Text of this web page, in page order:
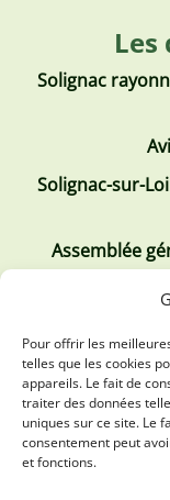
Pour offrir les
telles que les cookies
appareils. Le fait de
traiter des données
uniques sur ce site. Le
consentement peut
et fonctions.
Solignac
Solignac-sur-
Assemblée
Les